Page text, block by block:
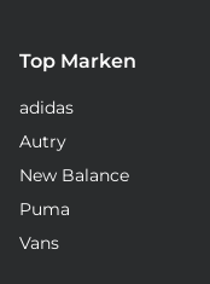
Top Marken
adidas
Autry
New Balance
Puma
Vans